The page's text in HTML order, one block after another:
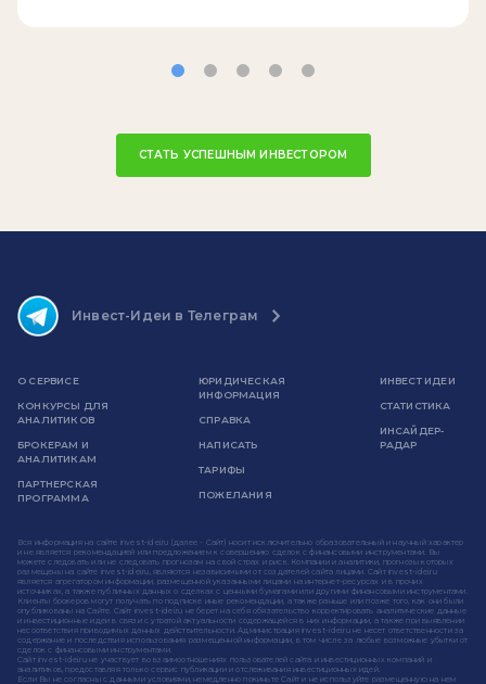
СТАТЬ УСПЕШНЫМ ИНВЕСТОРОМ
Инвест-Идеи в Телеграм
О СЕРВИСЕ
КОНКУРСЫ ДЛЯ
АНАЛИТИКОВ
БРОКЕРАМ И
АНАЛИТИКАМ
ПАРТНЕРСКАЯ
ПРОГРАММА
ЮРИДИЧЕСКАЯ
ИНФОРМАЦИЯ
СПРАВКА
НАПИСАТЬ
ТАРИФЫ
ПОЖЕЛАНИЯ
ИНВЕСТ ИДЕИ
СТАТИСТИКА
ИНСАЙДЕР-
РАДАР
Вся информация на сайте invest-idei.ru (далее - Сайт) носит исключительно образовательный и научный характер
и не является рекомендацией или предложением к совершению сделок с финансовыми инструментами. Вы
можете следовать или не следовать прогнозам на свой страх и риск. Компании и аналитики, прогнозы которых
размещены на сайте invest-idei.ru, являются независимыми от создателей сайта лицами. Сайт invest-idei.ru
является агрегатором информации, размещенной указанными лицами на интернет-ресурсах и в прочих
источниках, а также публичных данных о сделках с ценными бумагами или другими финансовыми инструментами.
Клиенты брокеров могут получать по подписке иные рекомендации, а также раньше или позже того, как они были
опубликованы на Сайте. Сайт invest-idei.ru не берет на себя обязательство корректировать аналитические данные
и инвестиционные идеи в связи с утратой актуальности содержащейся в них информации, а также при выявлении
несоответствия приводимых данных действительности. Администрация invest-idei.ru не несет ответственности за
содержание и последствия использования размещенной информации, в том числе за любые возможные убытки от
сделок с финансовыми инструментами.
Сайт invest-idei.ru не участвует во взаимоотношениях пользователей сайта и инвестиционных компаний и
аналитиков, предоставляя только сервис публикации и отслеживания инвестиционных идей.
Если Вы не согласны с данными условиями, немедленно покиньте Сайт и не используйте размещенную на нем